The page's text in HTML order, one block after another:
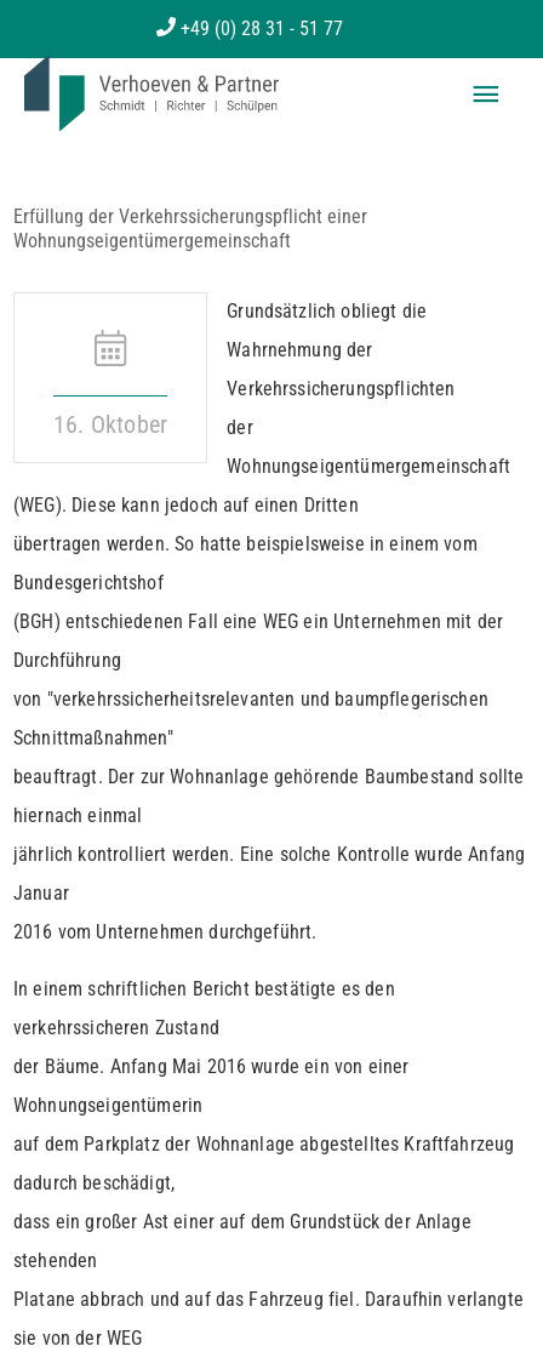
Inhalt
+49 (0) 28 31 - 51 77
Erfüllung der Verkehrssicherungspflicht einer
Wohnungseigentümergemeinschaft
16. Oktober
Grundsätzlich obliegt die
Wahrnehmung der
Verkehrssicherungspflichten
der
Wohnungseigentümergemeinschaft
(WEG). Diese kann jedoch auf einen Dritten
übertragen werden. So hatte beispielsweise in einem vom
Bundesgerichtshof
(BGH) entschiedenen Fall eine WEG ein Unternehmen mit der
Durchführung
von "verkehrssicherheitsrelevanten und baumpflegerischen
Schnittmaßnahmen"
beauftragt. Der zur Wohnanlage gehörende Baumbestand sollte
hiernach einmal
jährlich kontrolliert werden. Eine solche Kontrolle wurde Anfang
Januar
2016 vom Unternehmen durchgeführt.
In einem schriftlichen Bericht bestätigte es den
verkehrssicheren Zustand
der Bäume. Anfang Mai 2016 wurde ein von einer
Wohnungseigentümerin
auf dem Parkplatz der Wohnanlage abgestelltes Kraftfahrzeug
dadurch beschädigt,
dass ein großer Ast einer auf dem Grundstück der Anlage
stehenden
Platane abbrach und auf das Fahrzeug fiel. Daraufhin verlangte
sie von der WEG